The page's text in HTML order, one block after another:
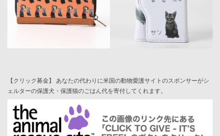
【クリック募金】 あなたの代わりに米国の動物愛護サイトのスポンサーがシ
ェルターの保護犬・保護猫のごはん代を寄付してくれます。